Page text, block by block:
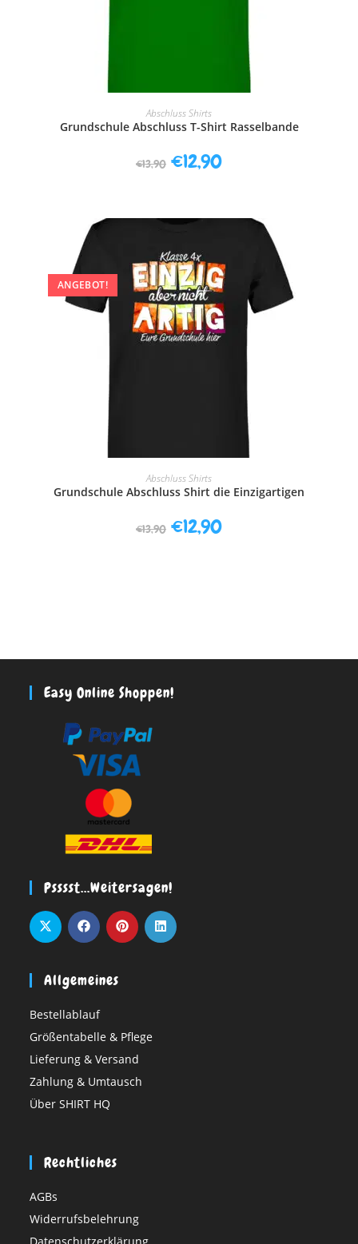
AUSFÜHRUNG WÄHLEN
Abschluss Shirts
Grundschule Abschluss T-Shirt Rasselbande
€13,90 €12,90
ANGEBOT!
AUSFÜHRUNG WÄHLEN
Abschluss Shirts
Grundschule Abschluss Shirt die Einzigartigen
€13,90 €12,90
Easy Online Shoppen!
Psssst…weitersagen!
Allgemeines
Bestellablauf
Größentabelle & Pflege
Lieferung & Versand
Zahlung & Umtausch
Über SHIRT HQ
Rechtliches
AGBs
Widerrufsbelehrung